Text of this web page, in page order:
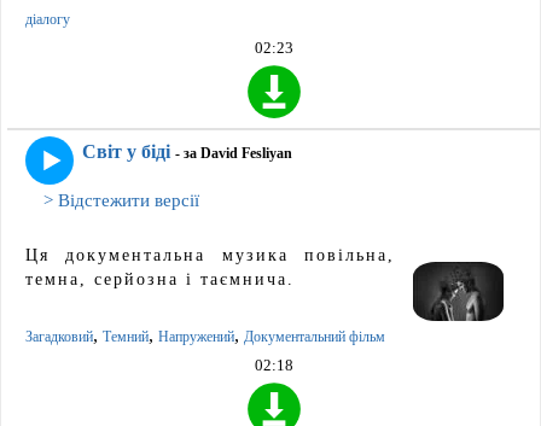
діалогу
02:23
Світ у біді - за David Fesliyan
> Відстежити версії
Ця документальна музика повільна,
темна, серйозна і таємнича.
Загадковий, Темний, Напружений, Документальний фільм
02:18